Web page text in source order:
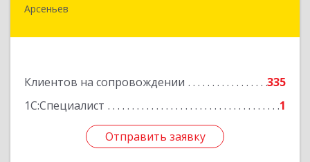
Арсеньев
Клиентов на сопровождении
335
1С:Специалист
1
Отправить заявку
Отправить заявку